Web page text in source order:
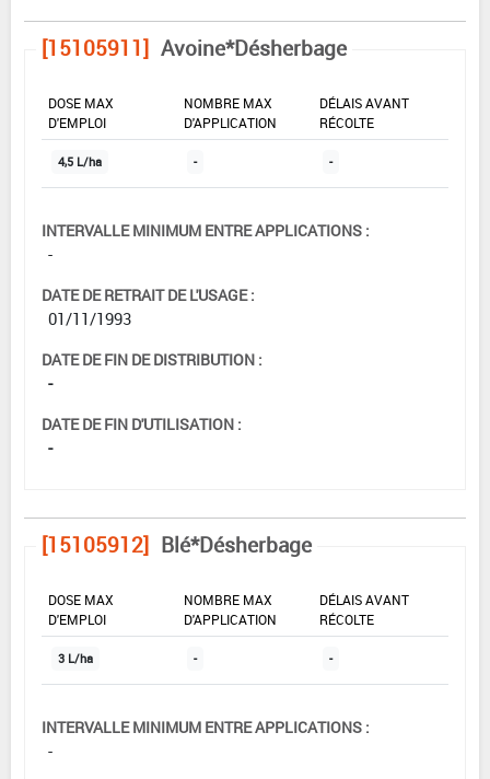
[15105911] Avoine*Désherbage
DOSE MAX
D'EMPLOI
NOMBRE MAX
D'APPLICATION
DÉLAIS AVANT
RÉCOLTE
4,5 L/ha - -
INTERVALLE MINIMUM ENTRE APPLICATIONS :
-
DATE DE RETRAIT DE L'USAGE :
01/11/1993
DATE DE FIN DE DISTRIBUTION :
-
DATE DE FIN D'UTILISATION :
-
[15105912] Blé*Désherbage
DOSE MAX
D'EMPLOI
NOMBRE MAX
D'APPLICATION
DÉLAIS AVANT
RÉCOLTE
3 L/ha - -
INTERVALLE MINIMUM ENTRE APPLICATIONS :
-